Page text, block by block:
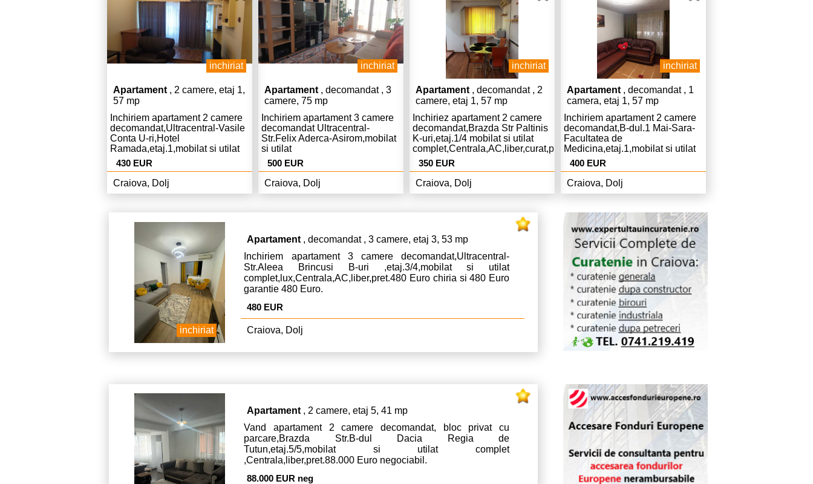
inchiriat
Apartament , 2 camere, etaj 1,
57 mp
Inchiriem apartament 2 camere
decomandat,Ultracentral-Vasile
Conta U-ri,Hotel
Ramada,etaj.1,mobilat si utilat
complet,modern,Centrala,AC,liber,curat,pret.430
Euro chiria si 430 Euro garantie.
430 EUR
Craiova, Dolj
inchiriat
Apartament , decomandat , 3
camere, 75 mp
Inchiriem apartament 3 camere
decomandat Ultracentral-
Str.Felix Aderca-Asirom,mobilat
si utilat
complet,modern,Centrala,AC,curat
,liber,chiria 500 Euro lunar si
500 garantie.
500 EUR
Craiova, Dolj
inchiriat
Apartament , decomandat , 2
camere, etaj 1, 57 mp
Inchiriez apartament 2 camere
decomandat,Brazda Str Paltinis
K-uri,etaj.1/4 mobilat si utilat
complet,Centrala,AC,liber,curat,pret.350
Euro chiria si 350 Euro garantie.
350 EUR
Craiova, Dolj
inchiriat
Apartament , decomandat , 1
camera, etaj 1, 57 mp
Inchiriem apartament 2 camere
decomandat,B-dul.1 Mai-Sara-
Facultatea de
Medicina,etaj.1,mobilat si utilat
complet modern,Centrala
,AC,curat,liber,pret.400 Euro
chiria si 400 Euro garantie.
400 EUR
Craiova, Dolj
inchiriat
Apartament , decomandat , 3 camere, etaj 3, 53 mp
Inchiriem apartament 3 camere decomandat,Ultracentral-
Str.Aleea Brincusi B-uri ,etaj.3/4,mobilat si utilat
complet,lux,Centrala,AC,liber,pret.480 Euro chiria si 480 Euro
garantie 480 Euro.
480 EUR
Craiova, Dolj
Apartament , 2 camere, etaj 5, 41 mp
Vand apartament 2 camere decomandat, bloc privat cu
parcare,Brazda Str.B-dul Dacia Regia de
Tutun,etaj.5/5,mobilat si utilat complet
,Centrala,liber,pret.88.000 Euro negociabil.
88.000 EUR neg